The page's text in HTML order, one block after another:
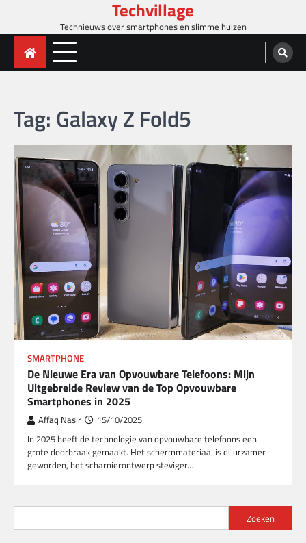
content
Techvillage
Technieuws over smartphones en slimme huizen
Tag: Galaxy Z Fold5
SMARTPHONE
De Nieuwe Era van Opvouwbare Telefoons: Mijn
Uitgebreide Review van de Top Opvouwbare
Smartphones in 2025
Affaq Nasir 15/10/2025
In 2025 heeft de technologie van opvouwbare telefoons een
grote doorbraak gemaakt. Het schermmateriaal is duurzamer
geworden, het scharnierontwerp steviger…
Zoeken